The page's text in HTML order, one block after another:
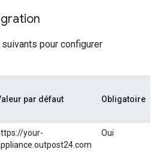
pour configurer
par défaut Obligatoire
your-
Oui